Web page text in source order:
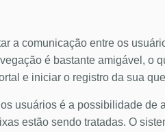
a comunicação entre os
é bastante amigável, o
e iniciar o registro da sua
usuários é a possibilidade
estão sendo tratadas. O